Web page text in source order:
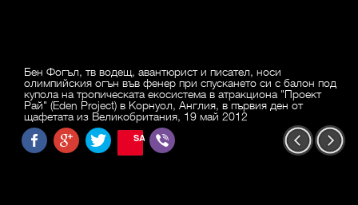
Бен Фогъл, тв водещ, авантюрист и писател, носи
олимпийския огън във фенер при спускането си с балон под
купола на тропическата екосистема в атракциона "Проект
Рай" (Eden Project) в Корнуол, Англия, в първия ден от
щафетата из Великобритания, 19 май 2012
SAVE